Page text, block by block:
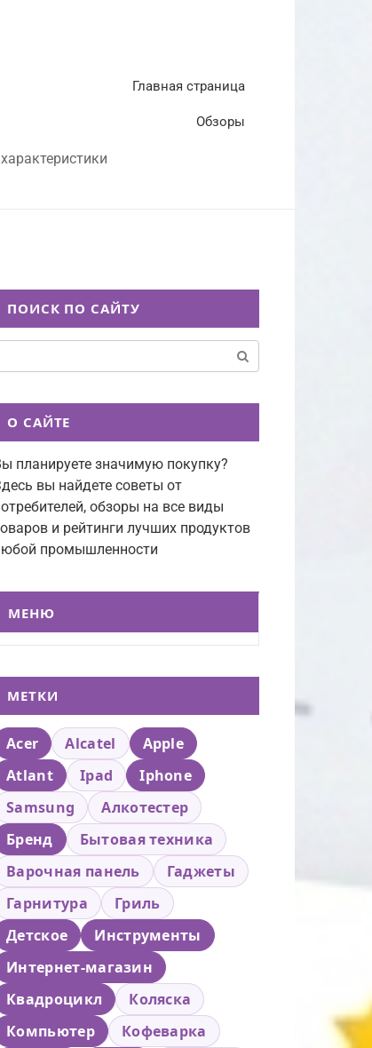
Главная страница
Обзоры
ПОИСК ПО САЙТУ
О САЙТЕ
планируете значимую покупку?
вы найдете советы от
обзоры на все виды
и рейтинги лучших продуктов
промышленности
МЕНЮ
МЕТКИ
Acer Alcatel
Apple
Atlant
Ipad
Iphone
Samsung
Алкотестер
Бренд
Бытовая техника
Варочная панель
Гаджеты
Гарнитура
Гриль
Детское
Инструменты
Интернет-магазин
Квадроцикл
Коляска
Компьютер
Кофеварка